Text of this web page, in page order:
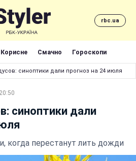
rbc.ua
Корисне Смачно Гороскопи
синоптики дали прогноз на 24 июля
синоптики дали
когда перестанут лить дожди